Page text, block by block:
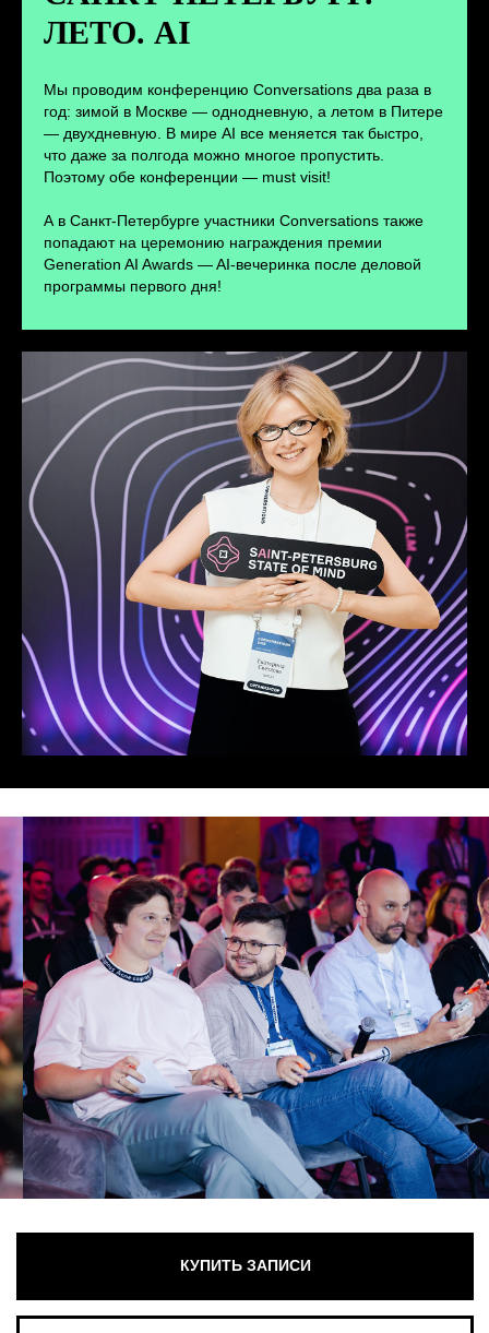
ЛЕТО. AI
Мы проводим конференцию Conversations два раза в
год: зимой в Москве — однодневную, а летом в Питере
— двухдневную. В мире AI все меняется так быстро,
что даже за полгода можно многое пропустить.
Поэтому обе конференции — must visit!
А в Санкт-Петербурге участники Conversations также
попадают на церемонию награждения премии
Generation AI Awards — AI-вечеринка после деловой
программы первого дня!